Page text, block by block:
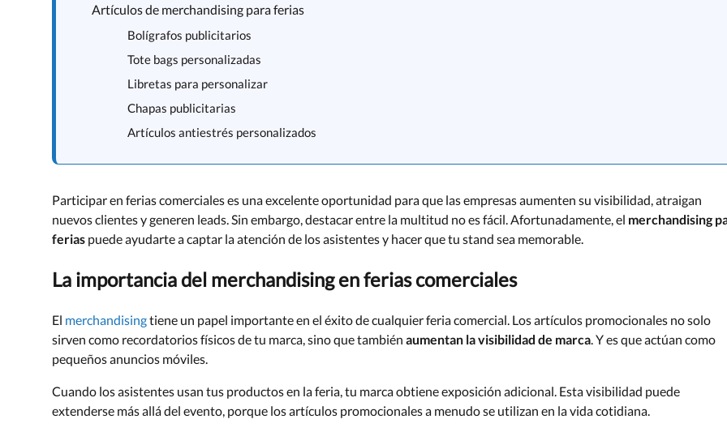
Artículos de merchandising para ferias
Bolígrafos publicitarios
Tote bags personalizadas
Libretas para personalizar
Chapas publicitarias
Artículos antiestrés personalizados
Participar en ferias comerciales es una excelente oportunidad para que las empresas aumenten su visibilidad, atraigan
nuevos clientes y generen leads. Sin embargo, destacar entre la multitud no es fácil. Afortunadamente, el merchandising
ferias puede ayudarte a captar la atención de los asistentes y hacer que tu stand sea memorable.
La importancia del merchandising en ferias comerciales
El merchandisingtiene un papel importante en el éxito de cualquier feria comercial. Los artículos promocionales no solo
sirven como recordatorios físicos de tu marca, sino que también aumentan la visibilidad de marca . Y es que actúan como
pequeños anuncios móviles.
Cuando los asistentes usan tus productos en la feria, tu marca obtiene exposición adicional. Esta visibilidad puede
extenderse más allá del evento, porque los artículos promocionales a menudo se utilizan en la vida cotidiana.